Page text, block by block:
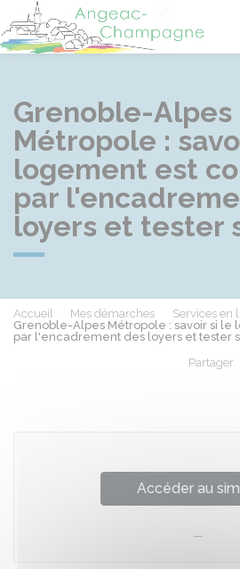
Grenoble-Alpes
Métropole :
logement est
par
loyers et tester
Accueil Mes démarches
Services en
Grenoble-Alpes Métropole : savoir si
par l'encadrement des loyers et tester
Partager
Accéder au